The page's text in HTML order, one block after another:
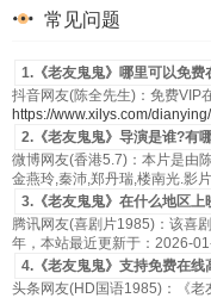
常见问题
1.《老友鬼鬼》哪里可以免费
抖音网友(陈全先生)：免费VIP
https://www.xilys.com/
2.《老友鬼鬼》导演是谁?有
微博网友(香港5.7)：本片是由
金燕玲,秦沛,郑丹瑞,楼南光.影
3.《老友鬼鬼》在什么地区上
腾讯网友(喜剧片1985)：该喜
年，本站最近更新于：2026-
4.《老友鬼鬼》支持免费在线
头条网友(HD国语1985)：《老